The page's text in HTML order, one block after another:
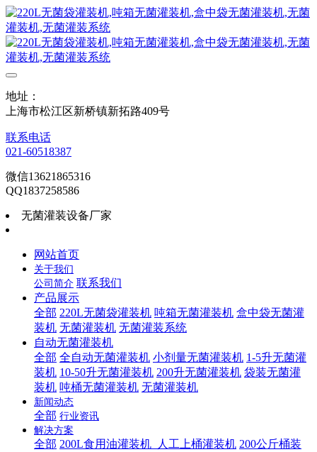
地址：
上海市松江区新桥镇新拓路409号
联系电话
021-60518387
微信13621865316
QQ1837258586
无菌灌装设备厂家
网站首页
关于我们
公司简介 联系我们
产品展示
全部 220L无菌袋灌装机 吨箱无菌灌装机 盒中袋无菌灌
装机 无菌灌装机 无菌灌装系统
自动无菌灌装机
全部 全自动无菌灌装机 小剂量无菌灌装机 1-5升无菌灌
装机 10-50升无菌灌装机 200升无菌灌装机 袋装无菌灌
装机 吨桶无菌灌装机 无菌灌装机
新闻动态
全部 行业资讯
解决方案
全部 200L食用油灌装机_人工上桶灌装机 200公斤桶装